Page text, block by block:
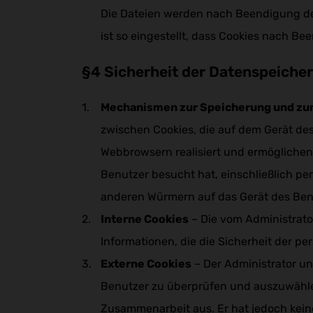
Die Dateien werden nach Beendigung
ist so eingestellt, dass Cookies nach
§4 Sicherheit der
Mechanismen zur Speicherung und
zwischen Cookies, die auf dem Gerät
Webbrowsern realisiert und
Benutzer besucht hat, einschließlich
anderen Würmern auf das Gerät des
Interne Cookies – Die vom
Informationen, die die Sicherheit der
Externe Cookies – Der Administrator
Benutzer zu überprüfen und
Zusammenarbeit aus. Er hat jedoch